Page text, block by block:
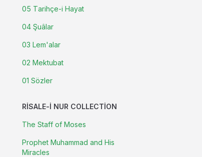
05 Tarihçe-i Hayat
04 Şuâlar
03 Lem'alar
02 Mektubat
01 Sözler
RISALE-I NUR COLLECTION
The Staff of Moses
Prophet Muhammad and His
Miracles